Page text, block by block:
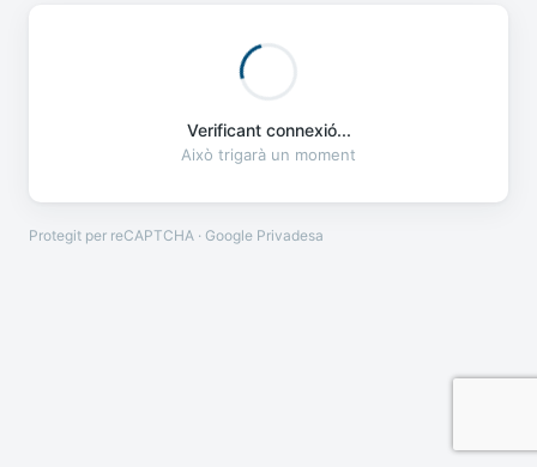
Verificant connexió...
Això trigarà un moment
Protegit per reCAPTCHA · Google Privadesa